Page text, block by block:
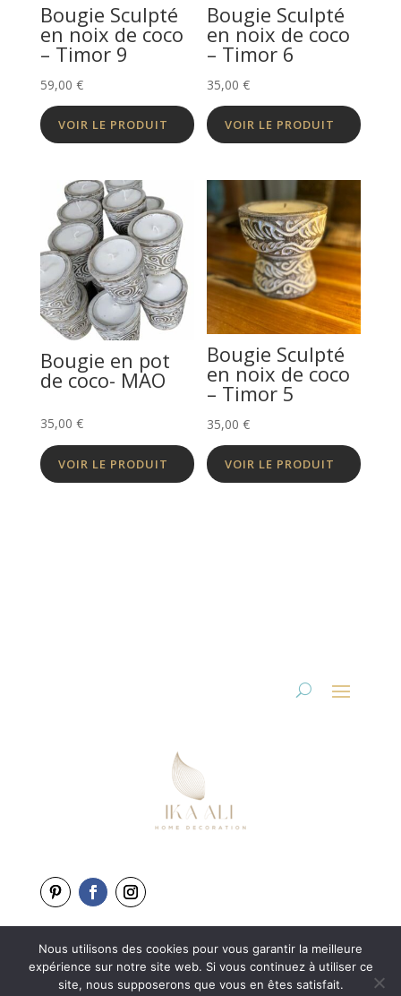
Bougie Sculpté
en noix de coco
– Timor 9
59,00 €
VOIR LE PRODUIT
Bougie Sculpté
en noix de coco
– Timor 6
35,00€
VOIR LE PRODUIT
Bougie en pot
de coco- MAO
35,00 €
VOIR LE PRODUIT
Bougie Sculpté
en noix de coco
– Timor 5
35,00€
VOIR LE PRODUIT
Copyright 2025-2026
Une création deL’Agence BewweB.fr
Nous utilisons des cookies pour vous garantir la meilleure
expérience sur notre site web. Si vous continuez à utiliser ce
site, nous supposerons que vous en êtes satisfait.